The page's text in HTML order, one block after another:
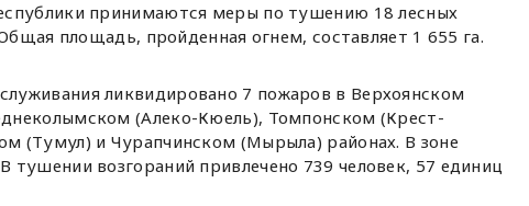
принимаются меры по тушению 18 лесных
площадь, пройденная огнем, составляет 1 655 га.
ликвидировано 7 пожаров в Верхоянском
(Алеко-Кюель), Томпонском (Крест-
(Тумул) и Чурапчинском (Мырыла) районах. В зоне
тушении возгораний привлечено 739 человек, 57 единиц